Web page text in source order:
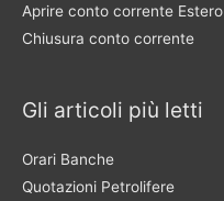
Aprire conto corrente Estero
Chiusura conto corrente
Gli articoli più letti
Orari Banche
Quotazioni Petrolifere